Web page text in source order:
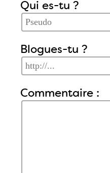
Qui es-tu ?
Blogues-tu ?
Commentaire :